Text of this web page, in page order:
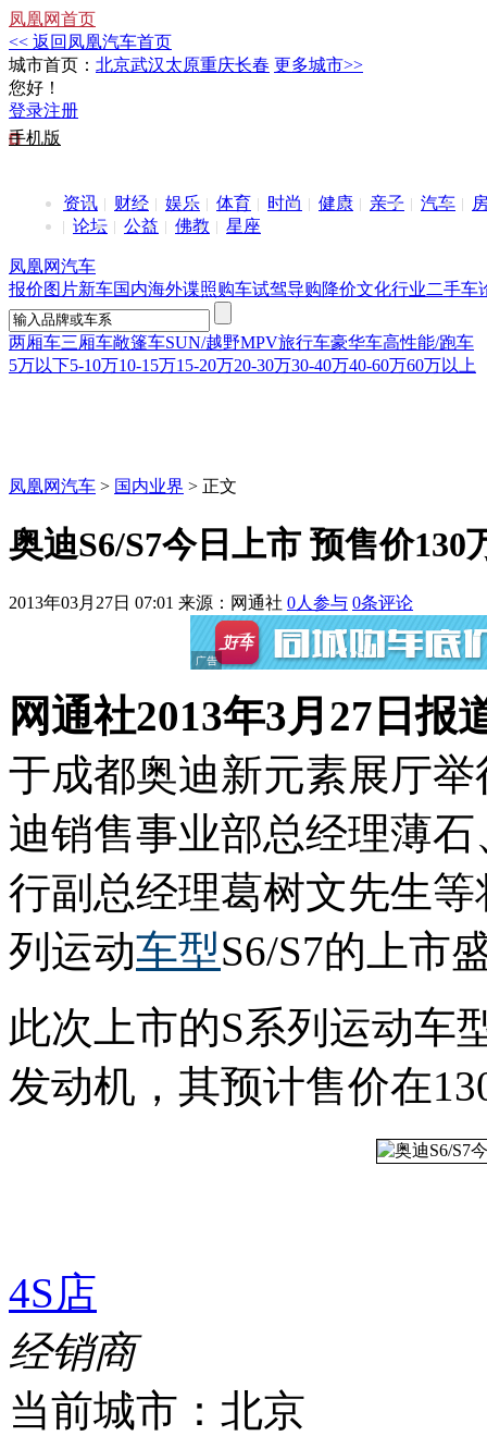
凤凰网首页
<< 返回凤凰汽车首页
城市首页： 北京武汉太原重庆长春 更多城市>>
您好！
登录注册
手机版
资讯 财经 娱乐 体育 时尚 健康 亲子 汽车
论坛
公益 佛教 星座
凤凰网汽车
报价图片新车国内海外谍照购车试驾导购降价文化行业二手车
两厢车三厢车敞篷车SUN/越野MPV旅行车豪华车高性能/跑车
5万以下5-10万10-15万15-20万20-30万30-40万40-60万60万以上
凤凰网汽车 > 国内业界 > 正文
奥迪S6/S7今日上市 预售价130
2013年03月27日 07:01 来源：网通社 0人参与 0条评论
网通社2013年3月27日报
于成都奥迪新元素展厅
迪销售事业部总经理薄石
行副总经理葛树文先生
列运动车型S6/S7的上市
此次上市的S系列运动车
发动机，其预计售价在
4S店
经销商
当前城市： 北京